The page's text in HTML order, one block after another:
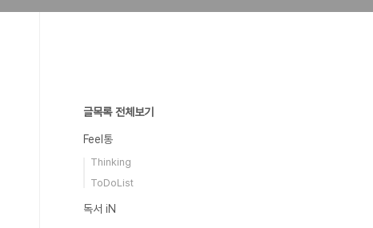
글목록 전체보기
Feel통
Thinking
ToDoList
독서 iN